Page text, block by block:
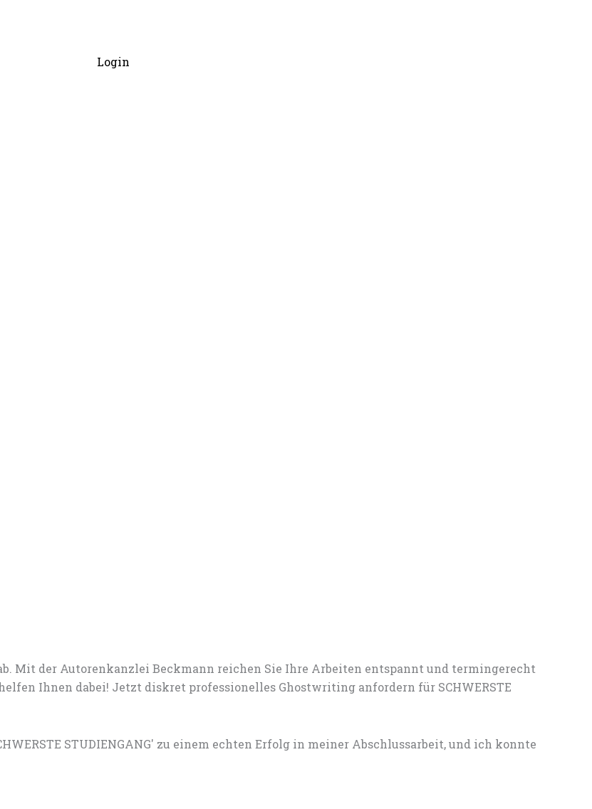
Login
Mit der Autorenkanzlei Beckmann reichen Sie Ihre Arbeiten entspannt und termingerecht
Ihnen dabei! Jetzt diskret professionelles Ghostwriting anfordern für SCHWERSTE
STUDIENGANG' zu einem echten Erfolg in meiner Abschlussarbeit, und ich konnte